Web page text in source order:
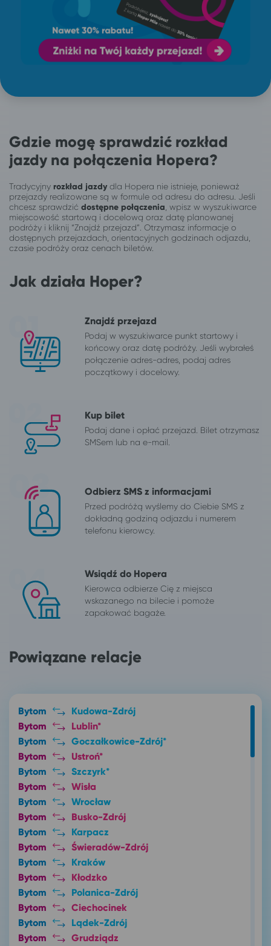
Gdzie mogę sprawdzić rozkład
jazdy na połączenia Hopera?
Tradycyjny rozkład jazdydla Hopera nie istnieje, ponieważ
przejazdy realizowane są w formule od adresu do adresu. Jeśli
chcesz sprawdzić dostępne połączenia , wpisz w wyszukiwarce
miejscowość startową i docelową oraz datę planowanej
podróży i kliknij “Znajdź przejazd”. Otrzymasz informacje o
dostępnych przejazdach, orientacyjnych godzinach odjazdu,
czasie podróży oraz cenach biletów.
Jak działa Hoper?
Znajdź przejazd
Podaj w wyszukiwarce punkt startowy i
końcowy oraz datę podróży. Jeśli wybrałeś
połączenie adres-adres, podaj adres
początkowy i docelowy.
Kup bilet
Podaj dane i opłać przejazd. Bilet otrzymasz
SMSem lub na e-mail.
Odbierz SMS z informacjami
Przed podróżą wyślemy do Ciebie SMS z
dokładną godziną odjazdu i numerem
telefonu kierowcy.
Wsiądź do Hopera
Kierowca odbierze Cię z miejsca
wskazanego na bilecie i pomoże
zapakować bagaże.
Powiązane relacje
Bytom
Kudowa-Zdrój
Bytom
Lublin*
Bytom
Goczałkowice-Zdrój*
Bytom
Ustroń*
Bytom
Szczyrk*
Bytom
Wisła
Bytom
Wrocław
Bytom
Busko-Zdrój
Bytom
Karpacz
Bytom
Świeradów-Zdrój
Bytom
Kraków
Bytom
Kłodzko
Bytom
Polanica-Zdrój
Bytom
Ciechocinek
Bytom
Lądek-Zdrój
Bytom
Grudziądz